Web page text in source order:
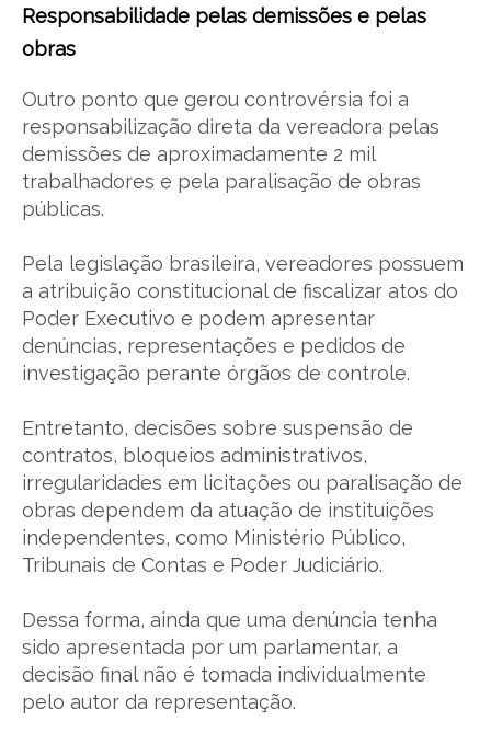
Responsabilidade pelas demissões e pelas
obras
Outro ponto que gerou controvérsia foi a
responsabilização direta da vereadora pelas
demissões de aproximadamente 2 mil
trabalhadores e pela paralisação de obras
públicas.
Pela legislação brasileira, vereadores possuem
a atribuição constitucional de fiscalizar atos do
Poder Executivo e podem apresentar
denúncias, representações e pedidos de
investigação perante órgãos de controle.
Entretanto, decisões sobre suspensão de
contratos, bloqueios administrativos,
irregularidades em licitações ou paralisação de
obras dependem da atuação de instituições
independentes, como Ministério Público,
Tribunais de Contas e Poder Judiciário.
Dessa forma, ainda que uma denúncia tenha
sido apresentada por um parlamentar, a
decisão final não é tomada individualmente
pelo autor da representação.